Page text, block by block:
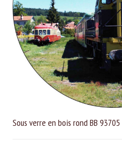
Sous verre en bois rond BB 93705